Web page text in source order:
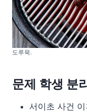
도루묵.
문제 학생 분
서이초 사건